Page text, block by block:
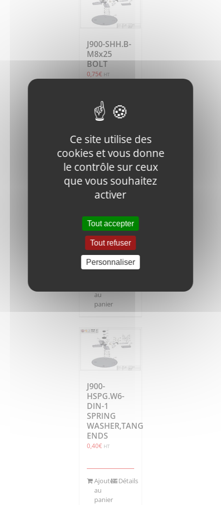
J900-SHH.B-
M8x25
BOLT
0,75€ HT
Ajouter
au
Détails
040305
RUBBER
WASHER
1,20€ HT
au
panier
J900-
HSPG.W6-
DIN-1
SPRING
WASHER,TANG
ENDS
0,40€ HT
Ajouter
au
panier
Détails
Ce site utilise des
cookies et vous donne
le contrôle sur ceux
que vous souhaitez
activer
Tout accepter
Tout refuser
Personnaliser